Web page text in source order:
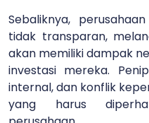
Sebaliknya,
tidak transparan,
akan memiliki dampak
investasi mereka.
internal, dan konflik
yang harus